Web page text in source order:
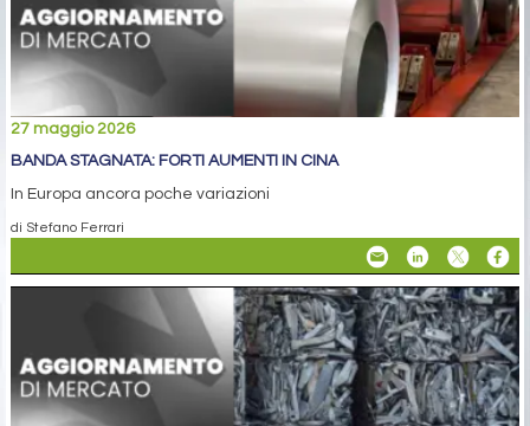
27 maggio 2026
BANDA STAGNATA: FORTI AUMENTI IN CINA
In Europa ancora poche variazioni
di Stefano Ferrari